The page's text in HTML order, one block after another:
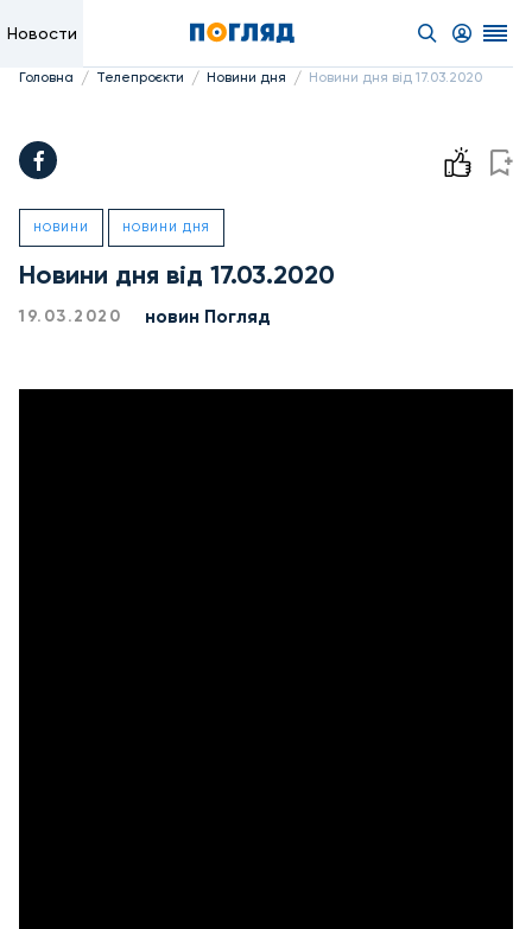
Новости
Головна / Телепроєкти / Новини дня / Новини дня від 17.03.2020
НОВИНИ НОВИНИ ДНЯ
Новини дня від 17.03.2020
19.03.2020 новин Погляд